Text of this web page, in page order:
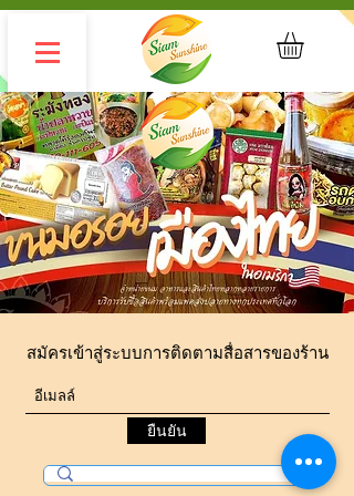
สมัครเข้าสู่ระบบการติดตามสื่อสารของร้าน
ยืนยัน